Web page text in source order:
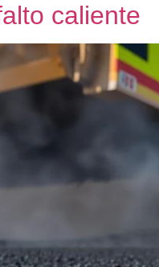
caliente